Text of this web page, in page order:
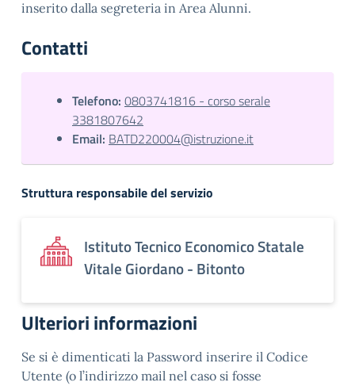
inserito dalla segreteria in Area Alunni.
Contatti
Telefono: 0803741816 - corso serale
3381807642
Email: BATD220004@istruzione.it
Struttura responsabile del servizio
Istituto Tecnico Economico Statale
Vitale Giordano - Bitonto
Ulteriori informazioni
Se si è dimenticati la Password inserire il Codice
Utente (o l’indirizzo mail nel caso si fosse